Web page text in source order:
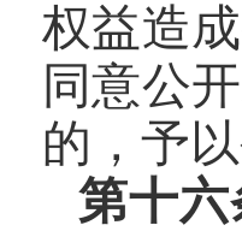
权益造
同意公
的，予以
第十六